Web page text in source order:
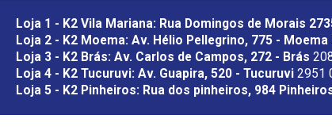
Loja 1 - K2 Vila Mariana: Rua Domingos de Morais
Loja 2 - K2 Moema: Av. Hélio Pellegrino, 775 - Moema
Loja 3 - K2 Brás: Av. Carlos de Campos, 272 - Brás
Loja 4 - K2 Tucuruvi: Av. Guapira, 520 - Tucuruvi 2951
Loja 5 - K2 Pinheiros: Rua dos pinheiros, 984